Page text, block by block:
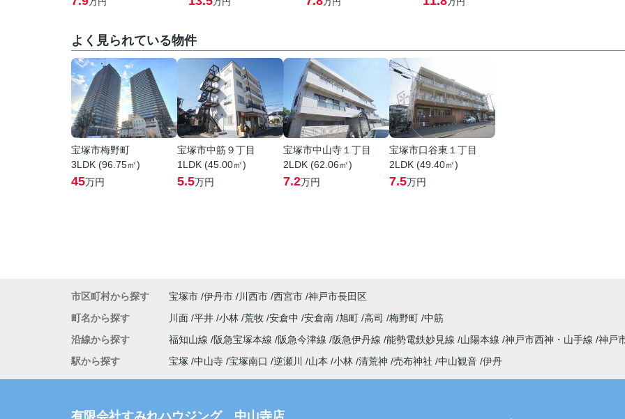
よく見られている物件
宝塚市梅野町
3LDK (96.75㎡)
45万円
宝塚市中筋９丁目
1LDK (45.00㎡)
5.5万円
宝塚市中山寺１丁目
2LDK (62.06㎡)
7.2万円
宝塚市口谷東１丁目
2LDK (49.40㎡)
7.5万円
市区町村から探す 宝塚市 伊丹市 川西市 西宮市 神戸市長田区
町名から探す
川面 平井 小林 荒牧 安倉中 安倉南 旭町 高司 梅野町 中筋
沿線から探す
福知山線 阪急宝塚本線 阪急今津線 阪急伊丹線 能勢電鉄妙見線 山陽本線 神戸市西神・山手線 神戸
駅から探す
宝塚 中山寺 宝塚南口 逆瀬川 山本 小林 清荒神 売布神社 中山観音 伊丹
有限会社すみれハウジング 中山寺店